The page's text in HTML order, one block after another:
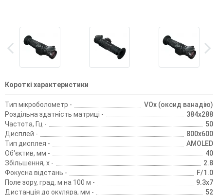
Короткі характеристики
Тип мікроболометр -
VOx (оксид ванадію)
Роздільна здатність матриці -
384x288
Частота, Гц -
50
Дисплей -
800х600
Тип дисплея -
AMOLED
Об'єктив, мм -
40
Збільшення, х -
2.8
Фокусна відстань -
F/1.0
Поле зору, град, м на 100 м -
9.3x7
Дистанція до окуляра, мм -
52